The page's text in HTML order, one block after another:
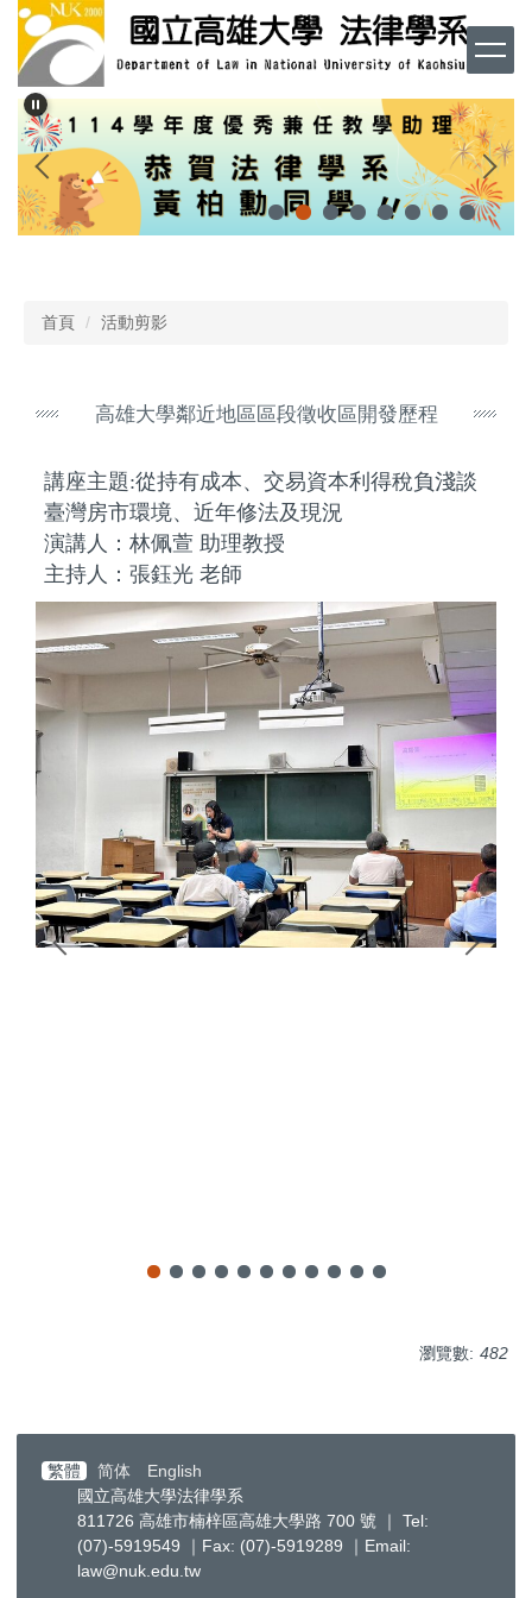
跳
主
要
內
容
首頁 活動剪影
高雄大學鄰近地區區段徵收區開發歷程
講座主題:從持有成本、交易資本利得稅負淺談
臺灣房市環境、近年修法及現況
演講人：林佩萱 助理教授
主持人：張鈺光 老師
瀏覽數: 482
繁體 简体
English
國立高雄大學法律學系
811726 高雄市楠梓區高雄大學路 700 號 ｜ Tel:
(07)-5919549 ｜Fax: (07)-5919289 ｜Email:
law@nuk.edu.tw